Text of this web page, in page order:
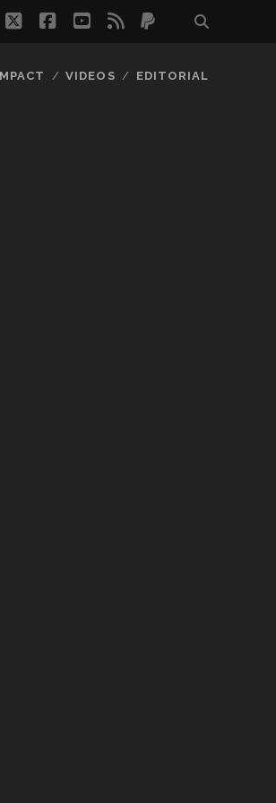
twitterfacebook
youtube
rss paypal
VIDEOS EDITORIAL